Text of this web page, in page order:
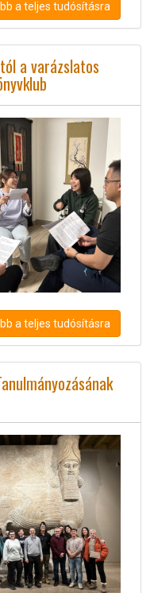
a teljes tudósításra
a varázslatos
a teljes tudósításra